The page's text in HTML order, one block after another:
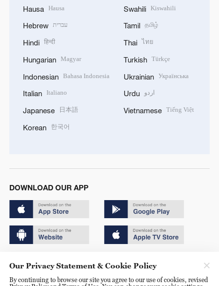
Hausa Hausa
Hebrew עברית
Hindi हिन्दी
Hungarian Magyar
Indonesian Bahasa Indonesia
Italian Italiano
Japanese 日本語
Korean 한국어
Swahili Kiswahili
Tamil தமிழ்
Thai ไทย
Turkish Türkçe
Ukrainian Українська
Urdu اردو
Vietnamese Tiếng Việt
DOWNLOAD OUR APP
京ICP备20000184号
Our Privacy Statement & Cookie Policy
By continuing to browse our site you agree to our use of cookies, revised